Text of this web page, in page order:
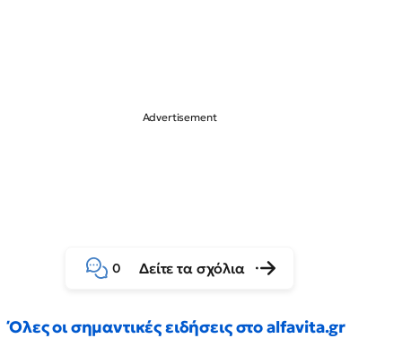
0 Δείτε τα σχόλια
Όλες οι σημαντικές ειδήσεις στο alfavita.gr